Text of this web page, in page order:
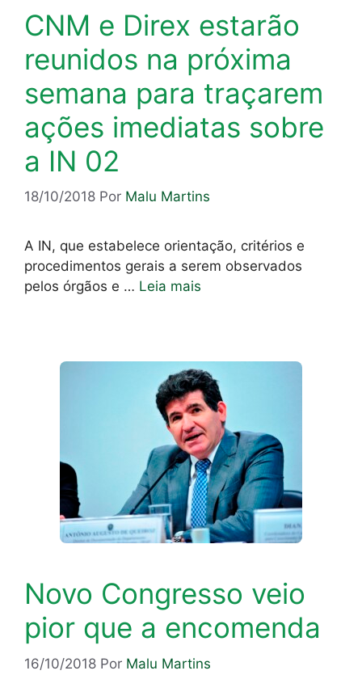
CNM e Direx estarão
reunidos na próxima
semana para traçarem
ações imediatas sobre
a IN 02
18/10/2018 Por Malu Martins
A IN, que estabelece orientação, critérios e
procedimentos gerais a serem observados
pelos órgãos e … Leia mais
Novo Congresso veio
pior que a encomenda
16/10/2018 Por Malu Martins